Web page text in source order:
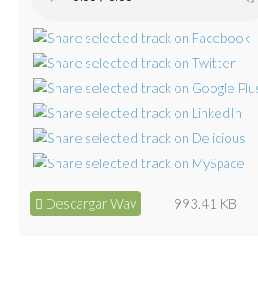
Descargar Wav 993.41 KB